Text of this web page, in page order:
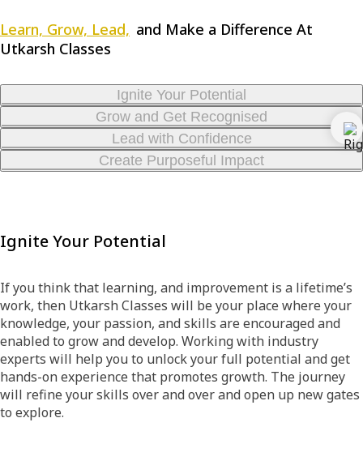
Learn, Grow, Lead, and Make a Difference At
Utkarsh Classes
Ignite Your Potential
Grow and Get Recognised
Lead with Confidence
Create Purposeful Impact
Ignite Your Potential
If you think that learning, and improvement is a lifetime’s
work, then Utkarsh Classes will be your place where your
knowledge, your passion, and skills are encouraged and
enabled to grow and develop. Working with industry
experts will help you to unlock your full potential and get
hands-on experience that promotes growth. The journey
will refine your skills over and over and open up new gates
to explore.